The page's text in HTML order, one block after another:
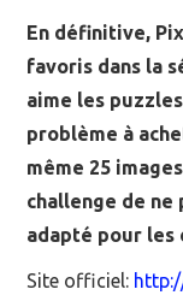
En définitive,
favoris dans la
aime les
problème à
même 25
challenge de ne
adapté pour les
Site officiel: